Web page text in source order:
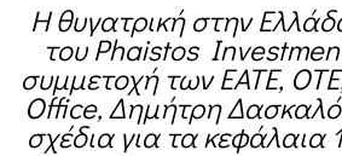
Η θυγατρική στην
του Phaistos
συμμετοχή των ΕΑΤΕ,
Office, Δημήτρη
σχέδια για τα κεφάλαια